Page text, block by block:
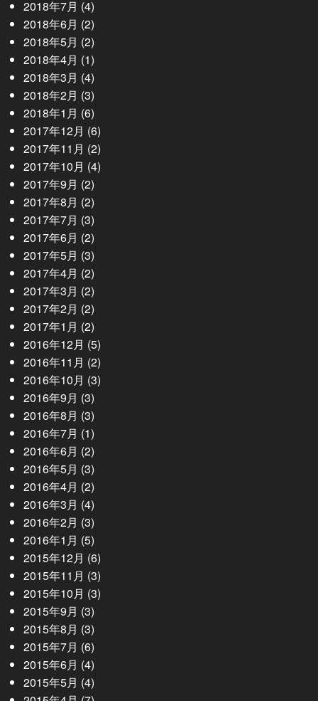
2018年7月 (4)
2018年6月 (2)
2018年5月 (2)
2018年4月 (1)
2018年3月 (4)
2018年2月 (3)
2018年1月 (6)
2017年12月 (6)
2017年11月 (2)
2017年10月 (4)
2017年9月 (2)
2017年8月 (2)
2017年7月 (3)
2017年6月 (2)
2017年5月 (3)
2017年4月 (2)
2017年3月 (2)
2017年2月 (2)
2017年1月 (2)
2016年12月 (5)
2016年11月 (2)
2016年10月 (3)
2016年9月 (3)
2016年8月 (3)
2016年7月 (1)
2016年6月 (2)
2016年5月 (3)
2016年4月 (2)
2016年3月 (4)
2016年2月 (3)
2016年1月 (5)
2015年12月 (6)
2015年11月 (3)
2015年10月 (3)
2015年9月 (3)
2015年8月 (3)
2015年7月 (6)
2015年6月 (4)
2015年5月 (4)